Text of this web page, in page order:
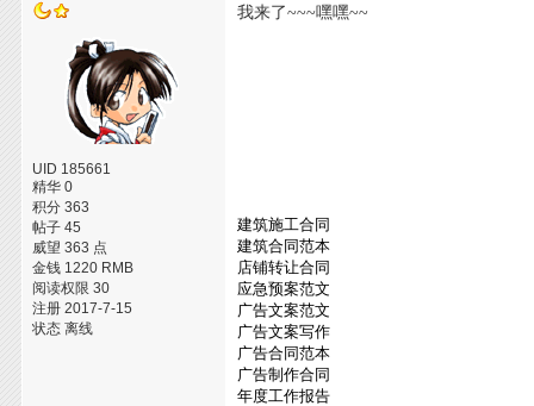
UID 185661
精华 0
积分 363
帖子 45
威望 363 点
金钱 1220 RMB
阅读权限 30
注册 2017-7-15
状态 离线
我来了~~~嘿嘿~~
建筑施工合同
建筑合同范本
店铺转让合同
应急预案范文
广告文案范文
广告文案写作
广告合同范本
广告制作合同
年度工作报告